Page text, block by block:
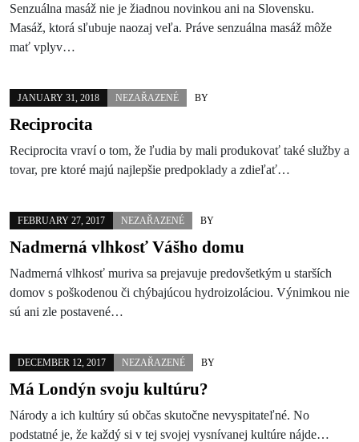
Senzuálna masáž nie je žiadnou novinkou ani na Slovensku.
Masáž, ktorá sľubuje naozaj veľa. Práve senzuálna masáž môže
mať vplyv…
JANUARY 31, 2018 NEZAŘAZENÉ BY
Reciprocita
Reciprocita vraví o tom, že ľudia by mali produkovať také služby a
tovar, pre ktoré majú najlepšie predpoklady a zdieľať…
FEBRUARY 27, 2017 NEZAŘAZENÉ BY
Nadmerná vlhkosť Vášho domu
Nadmerná vlhkosť muriva sa prejavuje predovšetkým u starších
domov s poškodenou či chýbajúcou hydroizoláciou. Výnimkou nie
sú ani zle postavené…
DECEMBER 12, 2017 NEZAŘAZENÉ BY
Má Londýn svoju kultúru?
Národy a ich kultúry sú občas skutočne nevyspitateľné. No
podstatné je, že každý si v tej svojej vysnívanej kultúre nájde…